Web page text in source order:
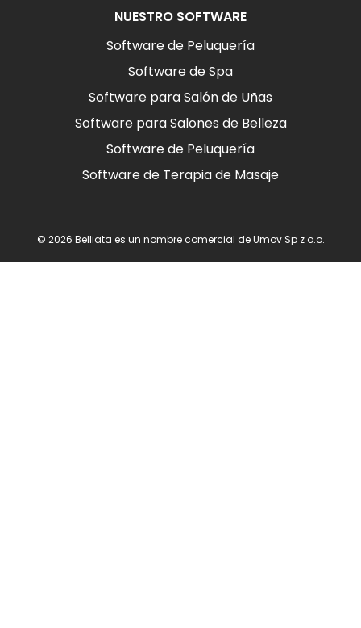
NUESTRO SOFTWARE
Software de Peluquería
Software de Spa
Software para Salón de Uñas
Software para Salones de Belleza
Software de Peluquería
Software de Terapia de Masaje
© 2026 Belliata es un nombre comercial de Umov Sp z o.o.